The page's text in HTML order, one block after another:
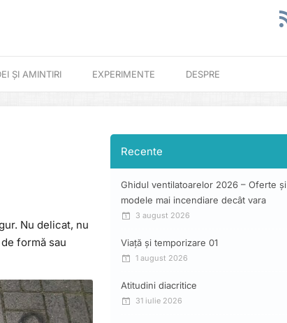
ȘI AMINTIRI EXPERIMENTE DESPRE
Nu delicat, nu
formă sau
Recente
Ghidul ventilatoarelor 2026 – Oferte și
modele mai incendiare decât vara
3 august 2026
Viață și temporizare 01
1 august 2026
Atitudini diacritice
31 iulie 2026